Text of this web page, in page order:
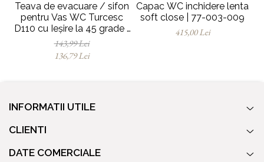
Teava de evacuare / sifon
pentru Vas WC Turcesc
D110 cu Ieșire la 45 grade |
MP010153905
143,99 Lei
136,79 Lei
Capac WC inchidere lenta
soft close | 77-003-009
415,00 Lei
INFORMATII UTILE
CLIENTI
DATE COMERCIALE